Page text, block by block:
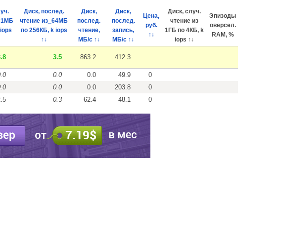
1МБ
Диск, послед.
чтение из_64МБ
по 256КБ, k iops
↑↓
Диск,
послед.
чтение,
МБ/с ↑↓
Диск,
послед.
запись,
МБ/с ↑↓
Цена,
руб.
↑↓
Диск, случ.
чтение из
1ГБ по 4КБ, k
iops ↑↓
Эпизоды
оверсел.
RAM, %
3.5 863.2 412.3
0.0 0.0 49.9
0
0.0 0.0 203.8
0
0.3 62.4 48.1 0